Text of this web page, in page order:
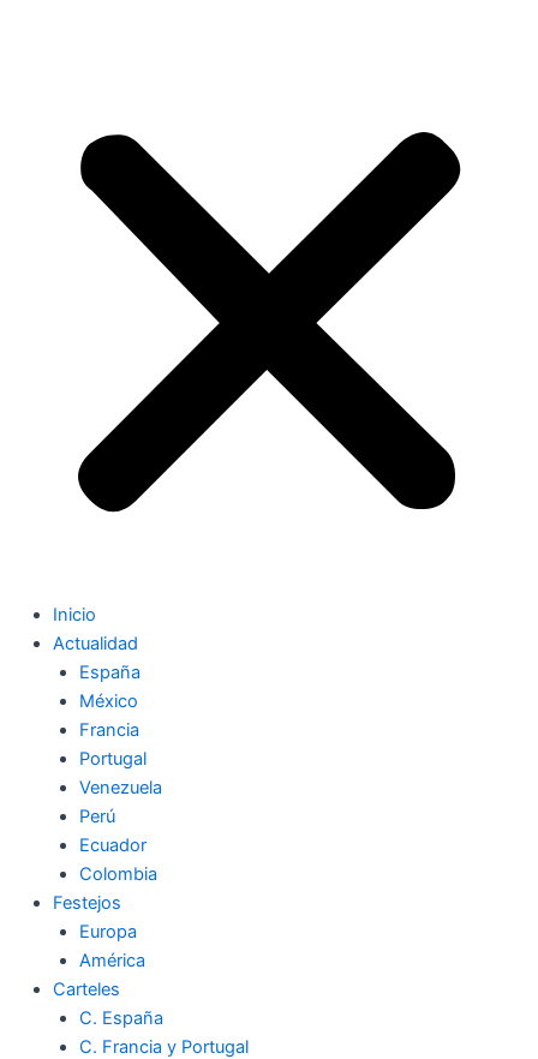
Inicio
Actualidad
España
México
Francia
Portugal
Venezuela
Perú
Ecuador
Colombia
Festejos
Europa
América
Carteles
C. España
C. Francia y Portugal